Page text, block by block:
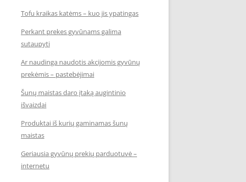
Tofu kraikas katėms – kuo jis ypatingas
Perkant prekes gyvūnams galima
sutaupyti
Ar naudinga naudotis akcijomis gyvūnų
prekėmis – pastebėjimai
Šunų maistas daro įtaką augintinio
išvaizdai
Produktai iš kurių gaminamas šunų
maistas
Geriausia gyvūnų prekių parduotuvė –
internetu